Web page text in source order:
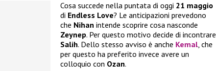
Cosa succede nella puntata di oggi 21 maggio
di Endless Love? Le anticipazioni prevedono
che Nihan intende scoprire cosa nasconde
Zeynep. Per questo motivo decide di incontrare
Salih. Dello stesso avviso è anche Kemal, che
per questo ha preferito invece avere un
colloquio con Ozan.